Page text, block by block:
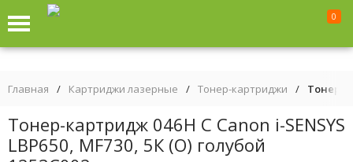
0
Главная / Картриджи лазерные / Тонер-картриджи / Тонер-
Тонер-картридж 046H C Canon i-SENSYS
LBP650, MF730, 5К (О) голубой